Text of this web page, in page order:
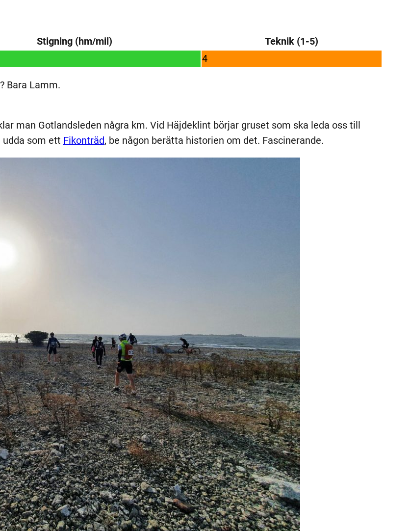
Stigning (hm/mil)
Teknik (1-5)
4
Bara Lamm.
man Gotlandsleden några km. Vid Häjdeklint börjar gruset som ska leda oss till
udda som ett Fikonträd, be någon berätta historien om det. Fascinerande.